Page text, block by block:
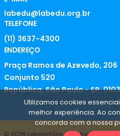
labedu@labedu.org.br
TELEFONE
(11) 3637-4300
ENDEREÇO
Praça Ramos de Azevedo, 206
Conjunto 520
República, São Paulo - SP,
Utilizamos cookies
melhor experiência. Ao
concorda com a nossa